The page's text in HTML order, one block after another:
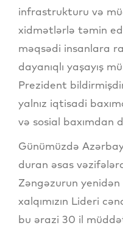
infrastrukturu və
xidmətlərlə təmin
məqsədi insanlara
dayanıqlı yaşayış
Prezident
yalnız iqtisadi
və sosial baxımdan
Günümüzdə
duran əsas
Zəngəzurun yenidən
xalqımızın Lideri
bu ərazi 30 il